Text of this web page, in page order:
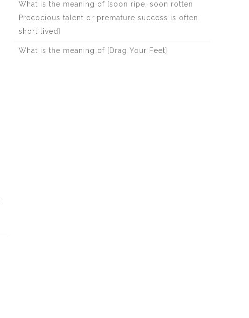
What is the meaning of [soon ripe, soon rotten
Precocious talent or premature success is often
short lived]
What is the meaning of [Drag Your Feet]